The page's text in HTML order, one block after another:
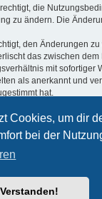
Cookies, um dir
bei der
Verstanden!
die
zu ändern. Die
den Änderungen
das zwischen
mit sofortiger
als anerkannt und
hat.
Umgang mit deinen
enthalten.
phpBB® Forum Software ©